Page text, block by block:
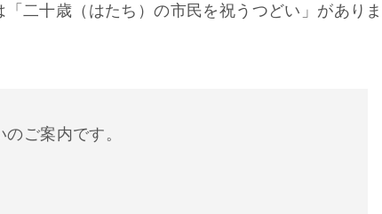
二十歳（はたち）の市民を祝うつどい」がありま
ご案内です。